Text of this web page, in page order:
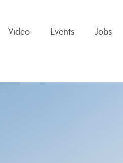
Video Events Jobs